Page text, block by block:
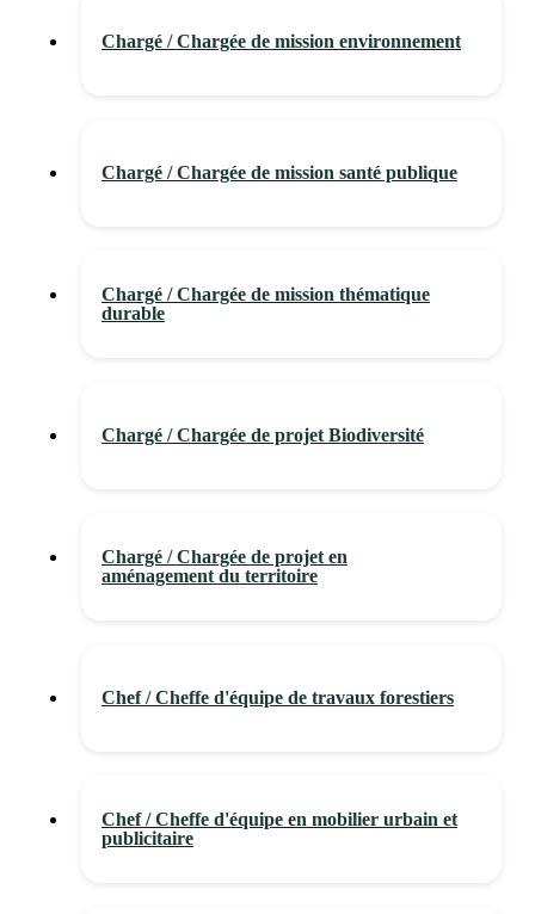
Chargé / Chargée de mission environnement
Chargé / Chargée de mission santé publique
Chargé / Chargée de mission thématique
durable
Chargé / Chargée de projet Biodiversité
Chargé / Chargée de projet en
aménagement du territoire
Chef / Cheffe d'équipe de travaux forestiers
Chef / Cheffe d'équipe en mobilier urbain et
publicitaire